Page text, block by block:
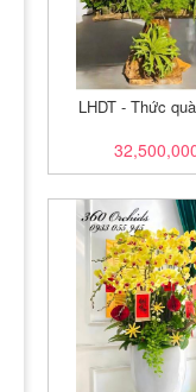
LHDT - Thức